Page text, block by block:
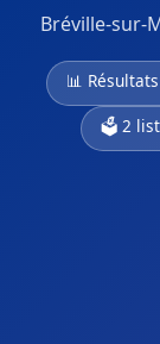
Bréville-sur-
📊
🗳️ 2